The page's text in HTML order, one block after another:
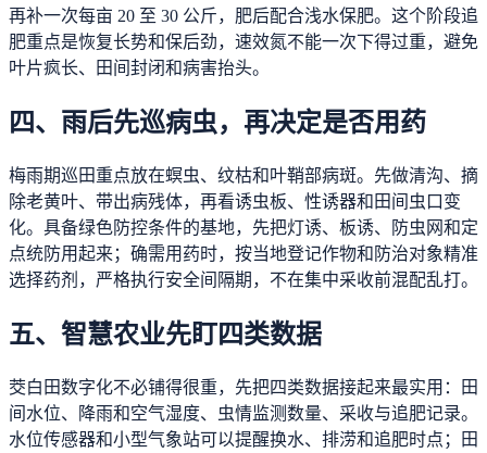
再补一次每亩 20 至 30 公斤，肥后配合浅水保肥。这个阶段追
肥重点是恢复长势和保后劲，速效氮不能一次下得过重，避免
叶片疯长、田间封闭和病害抬头。
四、雨后先巡病虫，再决定是否用药
梅雨期巡田重点放在螟虫、纹枯和叶鞘部病斑。先做清沟、摘
除老黄叶、带出病残体，再看诱虫板、性诱器和田间虫口变
化。具备绿色防控条件的基地，先把灯诱、板诱、防虫网和定
点统防用起来；确需用药时，按当地登记作物和防治对象精准
选择药剂，严格执行安全间隔期，不在集中采收前混配乱打。
五、智慧农业先盯四类数据
茭白田数字化不必铺得很重，先把四类数据接起来最实用：田
间水位、降雨和空气湿度、虫情监测数量、采收与追肥记录。
水位传感器和小型气象站可以提醒换水、排涝和追肥时点；田